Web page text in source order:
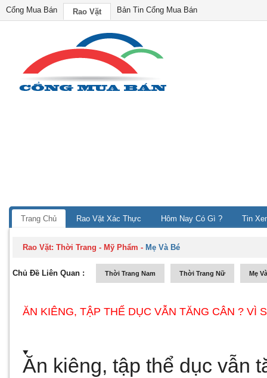
Cổng Mua Bán Rao Vặt Bản Tin Cổng Mua Bán
Trang Chủ Rao Vặt Xác Thực Hôm Nay Có Gì ? Tin
Rao Vặt:Thời Trang - Mỹ Phẩm - Mẹ Và Bé
Chủ Đề Liên Quan : Thời Trang Nam Thời Trang Nữ Mẹ
ĂN KIÊNG, TẬP THỂ DỤC VẪN TĂNG CÂN ? VÌ
Ăn kiêng, tập thể dục vẫn